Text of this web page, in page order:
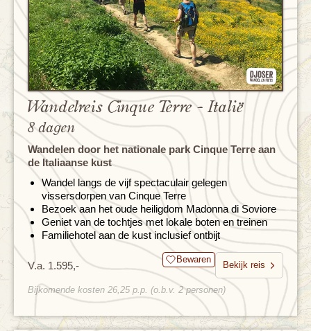
Wandelreis Cinque Terre - Italië
8 dagen
Wandelen door het nationale park Cinque Terre aan
de Italiaanse kust
Wandel langs de vijf spectaculair gelegen
vissersdorpen van Cinque Terre
Bezoek aan het oude heiligdom Madonna di Soviore
Geniet van de tochtjes met lokale boten en treinen
Familiehotel aan de kust inclusief ontbijt
V.a. 1.595,- Bewaren
Bekijk reis
Bijkomende kosten 26,25 p.p. (o.b.v. 2 personen)